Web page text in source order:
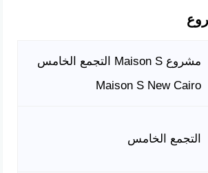
مشروع Maison S التجمع الخامس
Maison S New Cairo
التجمع الخامس